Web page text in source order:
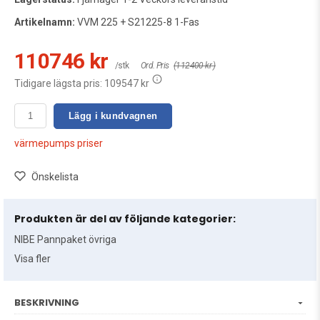
Artikelnamn: VVM 225 + S21225-8 1-Fas
110746 kr /stk Ord. Pris (112400 kr )
Tidigare lägsta pris: 109547 kr
Lägg i kundvagnen
värmepumps priser
Önskelista
Produkten är del av följande kategorier:
NIBE Pannpaket övriga
Visa fler
BESKRIVNING